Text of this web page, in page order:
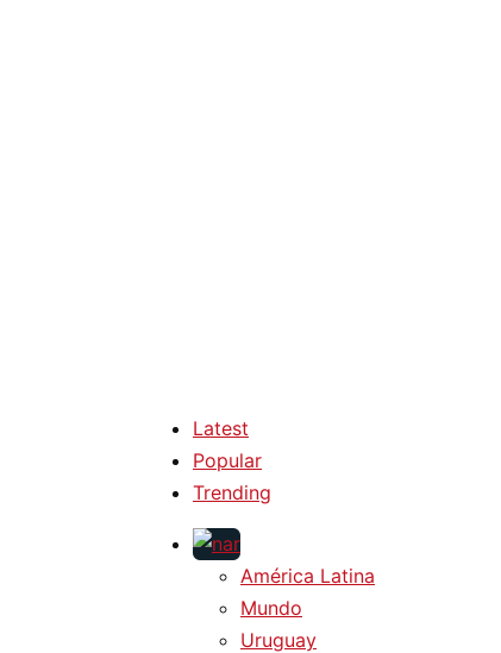
Latest
Popular
Trending
América Latina
Mundo
Uruguay